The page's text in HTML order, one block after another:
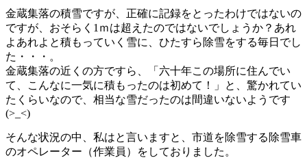
金蔵集落の積雪ですが、正確に記録をとったわけではないの
ですが、おそらく1ｍは超えたのではないでしょうか？あれ
よあれよと積もっていく雪に、ひたすら除雪をする毎日でし
た・・・。
金蔵集落の近くの方ですら、「六十年この場所に住んでい
て、こんなに一気に積もったのは初めて！」と、驚かれてい
たくらいなので、相当な雪だったのは間違いないようです
(>_<)
そんな状況の中、私はと言いますと、市道を除雪する除雪車
のオペレーター（作業員）をしておりました。